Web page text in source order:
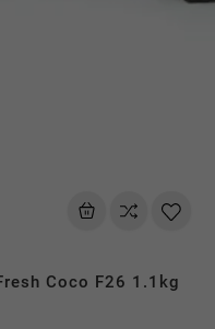
Coco F26 1.1kg